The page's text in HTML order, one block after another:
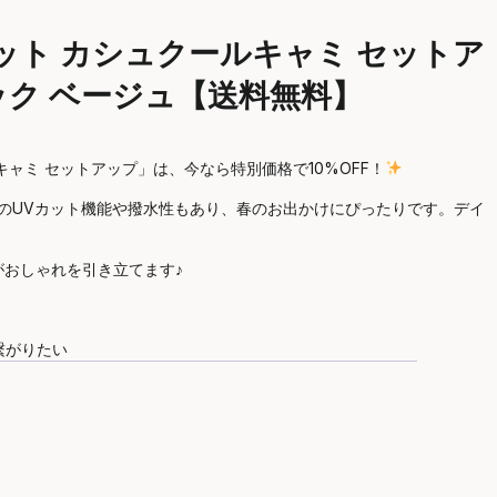
ト カシュクールキャミ セットア
ベージュ【送料無料】
ミ セットアップ」は、今なら特別価格で10%OFF！
カット機能や撥水性もあり、春のお出かけにぴったりです。デイ
しゃれを引き立てます♪
がりたい